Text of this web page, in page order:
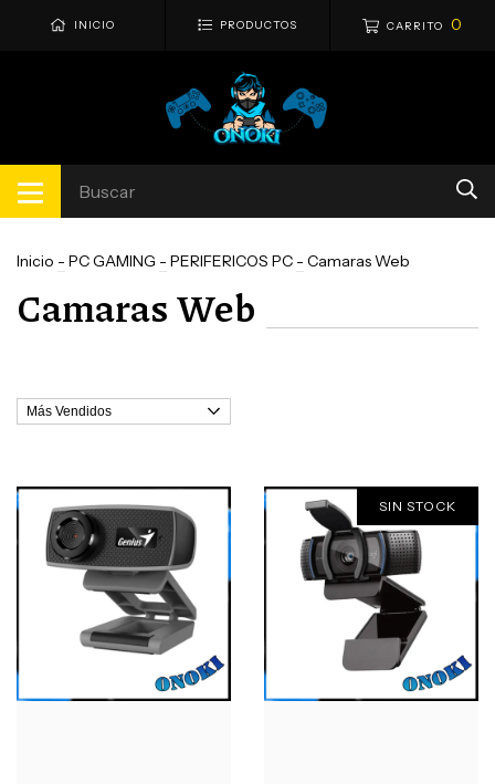
INICIO PRODUCTOS CARRITO 0
Inicio - PC GAMING - PERIFERICOS PC - Camaras Web
Camaras Web
SIN STOCK